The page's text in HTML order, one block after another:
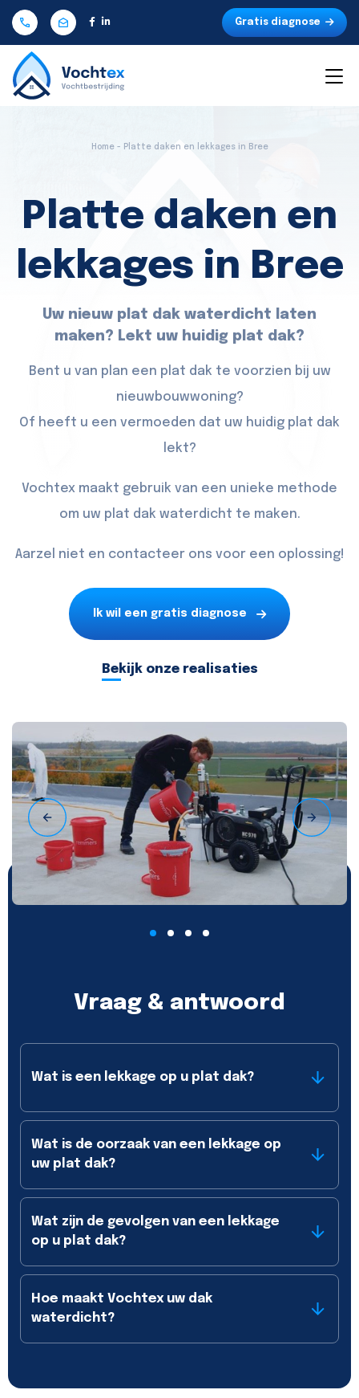
Gratis diagnose
Home - Platte daken en lekkages in Bree
Platte daken en
lekkages in Bree
Uw nieuw plat dak waterdicht laten
maken? Lekt uw huidig plat dak?
Bent u van plan een plat dak te voorzien bij uw
nieuwbouwwoning?
Of heeft u een vermoeden dat uw huidig plat dak
lekt?
Vochtex maakt gebruik van een unieke methode
om uw plat dak waterdicht te maken.
Aarzel niet en contacteer ons voor een oplossing!
Ik wil een gratis diagnose
Bekijk onze realisaties
Vraag & antwoord
Wat is een lekkage op u plat dak?
Wat is de oorzaak van een lekkage op
uw plat dak?
Wat zijn de gevolgen van een lekkage
op u plat dak?
Hoe maakt Vochtex uw dak
waterdicht?